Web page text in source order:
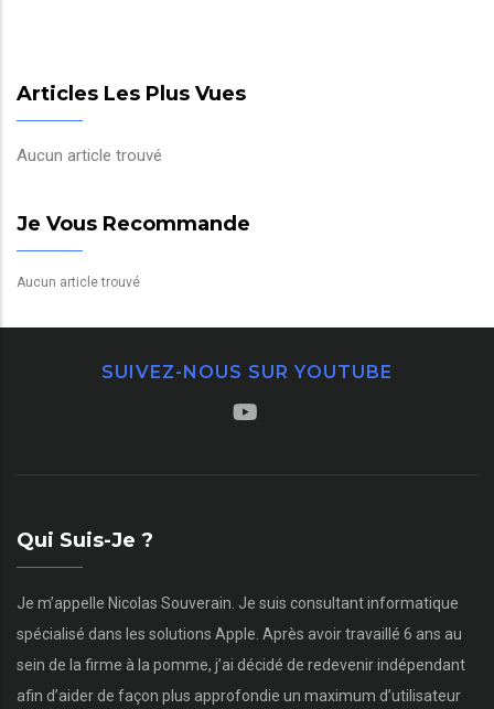
Articles Les Plus Vues
Aucun article trouvé
Je Vous Recommande
Aucun article trouvé
SUIVEZ-NOUS SUR YOUTUBE
Qui Suis-Je ?
Je m’appelle Nicolas Souverain. Je suis consultant informatique
spécialisé dans les solutions Apple. Après avoir travaillé 6 ans au
sein de la firme à la pomme, j’ai décidé de redevenir indépendant
afin d’aider de façon plus approfondie un maximum d’utilisateur